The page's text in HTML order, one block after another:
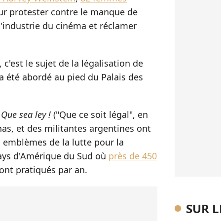
protester contre le manque de
du cinéma et réclamer
c'est le sujet de la légalisation de
été abordé au pied du Palais des
Que sea ley ! ("Que ce soit légal", en
et des militantes argentines ont
de la lutte pour la
d'Amérique du Sud où près de 450
pratiqués par an.
SUR